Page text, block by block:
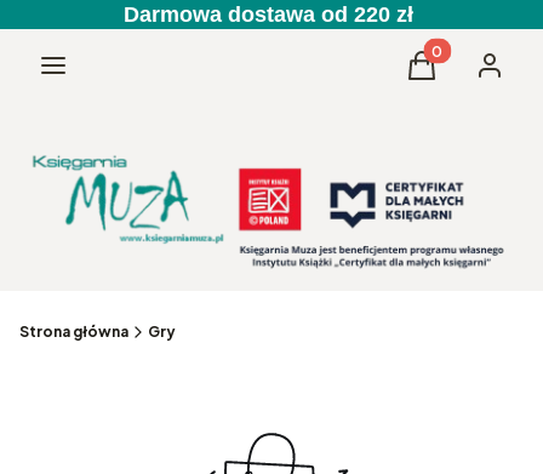
Darmowa dostawa od 220 zł
Menu Produkty w
Koszyk
Strona główna Gry